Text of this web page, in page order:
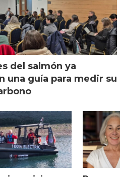
del salmón ya
una guía para medir su